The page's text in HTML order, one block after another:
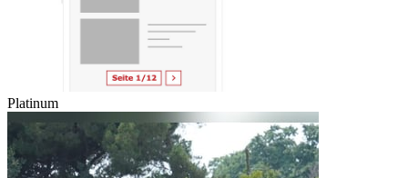
Platinum